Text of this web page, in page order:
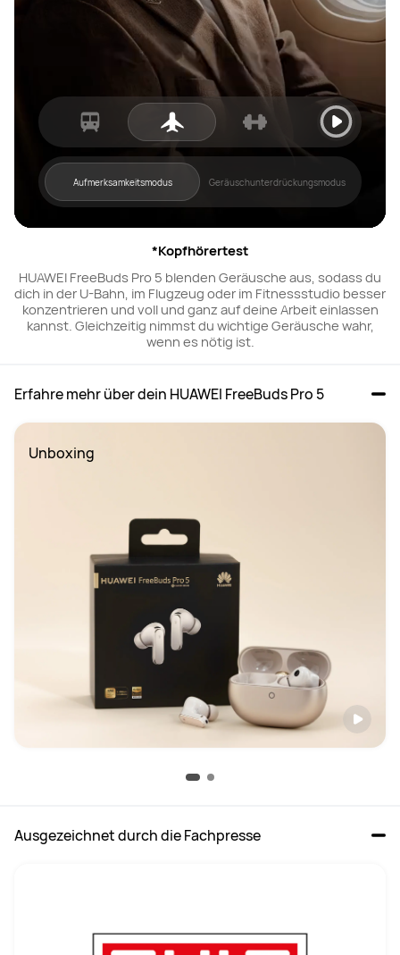
Aufmerksamkeitsmodus Geräuschunterdrückungsmodus
*Kopfhörertest
HUAWEI FreeBuds Pro 5 blenden Geräusche aus, sodass du
dich in der U-Bahn, im Flugzeug oder im Fitnessstudio besser
konzentrieren und voll und ganz auf deine Arbeit einlassen
kannst. Gleichzeitig nimmst du wichtige Geräusche wahr,
wenn es nötig ist.
Erfahre mehr über dein HUAWEI FreeBuds Pro 5
Unboxing
Ausgezeichnet durch die Fachpresse